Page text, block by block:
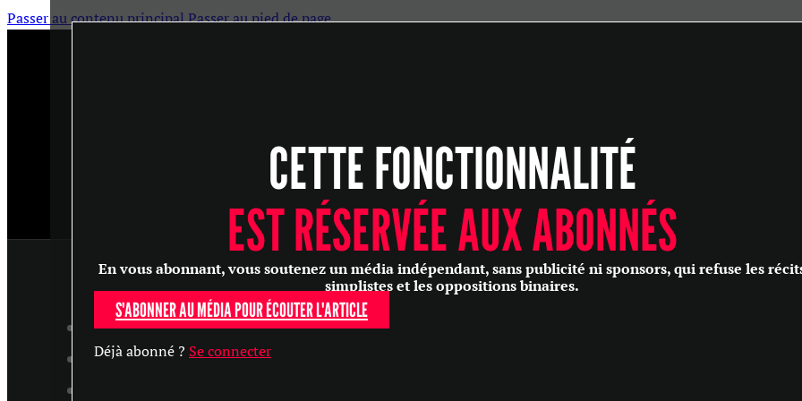
Passer au contenu principalPasser au pied de page
SANTÉ
PHILOSOPHIE
CULTURE
SOCIÉTÉ
ARTICLES
MASTERCLASS
CETTE FONCTIONNALITÉ
EST RÉSERVÉE AUX ABONNÉS
En vous abonnant, vous soutenez un média indépendant, sans publicité ni sponsors, qui refuse les
simplistes et les oppositions binaires.
S'ABONNER AU MÉDIA POUR ÉCOUTER L'ARTICLE
Déjà abonné ? Se connecter